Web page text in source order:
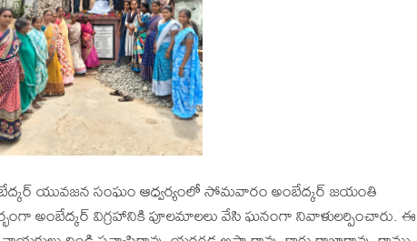
యువజన సంఘం ఆధ్వర్యంలో సోమవారం అంబేద్కర్ జయంతి
అంబేద్కర్ విగ్రహానికి పూలమాలలు వేసి ఘనంగా నివాళులర్పించారు. ఈ